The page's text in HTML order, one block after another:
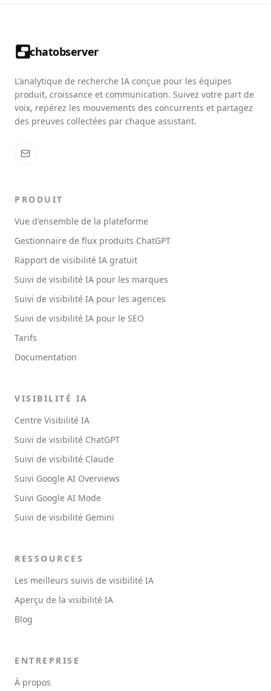
chatobserver
L'analytique de recherche IA conçue pour les équipes
produit, croissance et communication. Suivez votre part de
voix, repérez les mouvements des concurrents et partagez
des preuves collectées par chaque assistant.
PRODUIT
Vue d'ensemble de la plateforme
Gestionnaire de flux produits ChatGPT
Rapport de visibilité IA gratuit
Suivi de visibilité IA pour les marques
Suivi de visibilité IA pour les agences
Suivi de visibilité IA pour le SEO
Tarifs
Documentation
VISIBILITÉ IA
Centre Visibilité IA
Suivi de visibilité ChatGPT
Suivi de visibilité Claude
Suivi Google AI Overviews
Suivi Google AI Mode
Suivi de visibilité Gemini
RESSOURCES
Les meilleurs suivis de visibilité IA
Aperçu de la visibilité IA
Blog
ENTREPRISE
À propos